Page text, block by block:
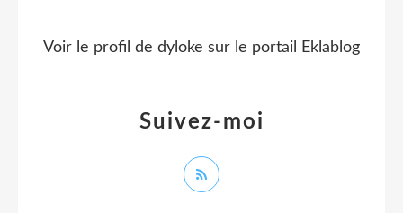
Suivez-moi
Voir le profil de dyloke sur le portail Eklablog